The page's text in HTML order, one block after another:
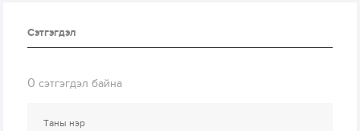
Сэтгэгдэл
0 сэтгэгдэл байна